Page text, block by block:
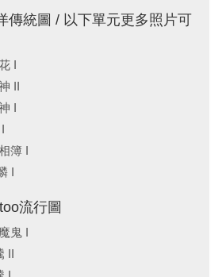
傳統圖 / 以下單元更多照片可
I
II
I
簿 I
I
流行圖
鬼 I
II